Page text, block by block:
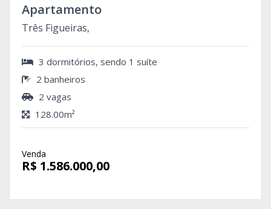
Apartamento
Três Figueiras,
3 dormitórios, sendo 1 suíte
2 banheiros
2 vagas
128.00m²
Venda
R$ 1.586.000,00